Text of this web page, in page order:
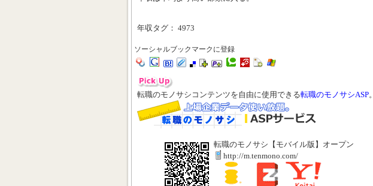
年収タグ： 4973
ソーシャルブックマークに登録
転職のモノサシコンテンツを自由に使用できる転職のモノサシASP。
転職のモノサシ【モバイル版】オープン
http://m.tenmono.com/